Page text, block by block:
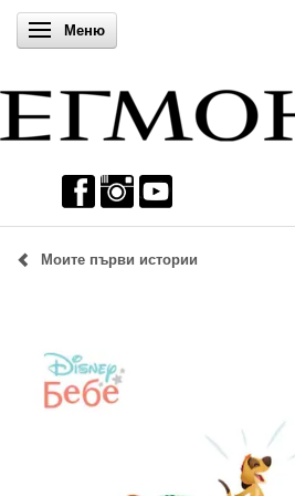
Включи навигацията
Меню
Моите първи истории